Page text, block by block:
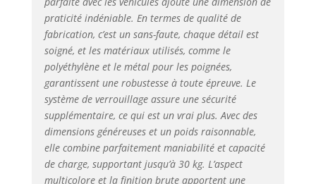
par clés pour
mettre les
équipements et les
outils à l’abri des
accès non
autorisés, avec 20
numéros de
serrures
différentes
disponibles sur
commande
spéciale
praticité indéniable. En termes de qualité de
fabrication, c’est un sans-faute, chaque détail est
soigné, et les matériaux utilisés, comme le
polyéthylène et le métal pour les poignées,
garantissent une robustesse à toute épreuve. Le
système de verrouillage assure une sécurité
supplémentaire, ce qui est un vrai plus. Avec des
dimensions généreuses et un poids raisonnable,
elle combine parfaitement maniabilité et capacité
de charge, supportant jusqu’à 30 kg. L’aspect
multicolore et la finition brute apportent une